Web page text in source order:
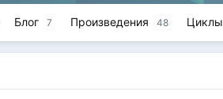
Блог 7 Произведения 48 Циклы